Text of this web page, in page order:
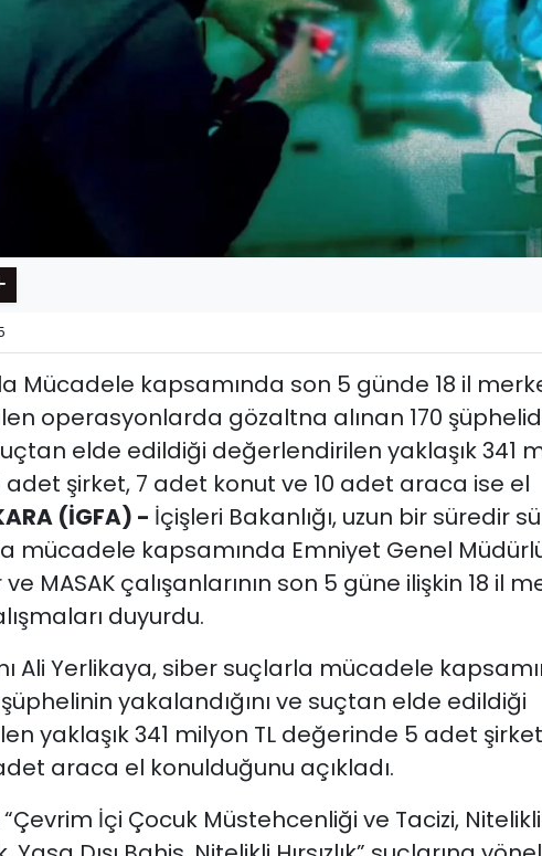
Mücadele kapsamında son 5 günde 18 il
operasyonlarda gözaltna alınan 170
elde edildiği değerlendirilen yaklaşık 341
şirket, 7 adet konut ve 10 adet araca ise el
(İGFA) - İçişleri Bakanlığı, uzun bir süredir
mücadele kapsamında Emniyet Genel
MASAK çalışanlarının son 5 güne ilişkin 18 il
duyurdu.
Ali Yerlikaya, siber suçlarla mücadele
yakalandığını ve suçtan elde edildiği
yaklaşık 341 milyon TL değerinde 5 adet
araca el konulduğunu açıkladı.
“Çevrim İçi Çocuk Müstehcenliği ve Tacizi, Nitelikli